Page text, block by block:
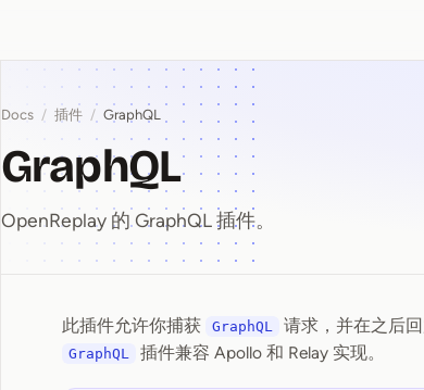
Docs / 插件 / GraphQL
GraphQL
OpenReplay 的 GraphQL 插件。
GraphQL
此插件允许你捕获 GraphQL 请求，并在之后
GraphQL 插件兼容 Apollo 和 Relay 实现。